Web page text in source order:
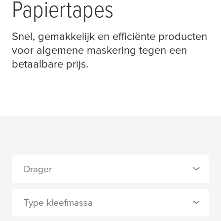
Papiertapes
Snel, gemakkelijk en efficiënte producten
voor algemene maskering tegen een
betaalbare prijs.
Drager
0 Selected
Type kleefmassa